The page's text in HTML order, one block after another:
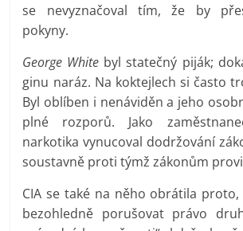
se nevyznačoval tím, že by
pokyny.
George White byl statečný piják;
ginu naráz. Na koktejlech si často
Byl oblíben i nenáviděn a jeho
plné rozporů. Jako
narkotika vynucoval dodržování
soustavně proti týmž zákonům
CIA se také na něho obrátila
bezohledně porušovat právo